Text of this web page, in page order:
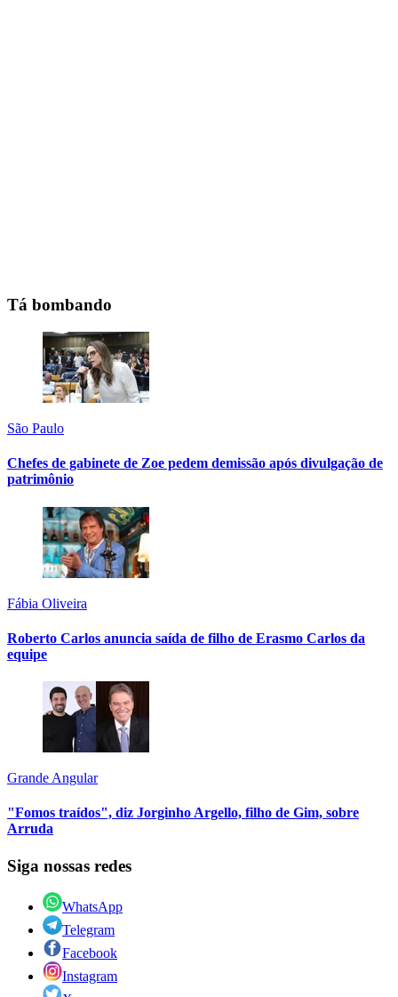
Tá bombando
São Paulo
Chefes de gabinete de Zoe pedem demissão após divulgação de
patrimônio
Fábia Oliveira
Roberto Carlos anuncia saída de filho de Erasmo Carlos da
equipe
Grande Angular
"Fomos traídos", diz Jorginho Argello, filho de Gim, sobre
Arruda
Siga nossas redes
WhatsApp
Telegram
Facebook
Instagram